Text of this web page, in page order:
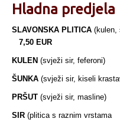
Hladna predjela
SLAVONSKA PLITICA
7,50 EUR
KULEN (svježi
ŠUNKA (svježi sir,
PRŠUT (svježi
SIR (plitica s raznim vrstama